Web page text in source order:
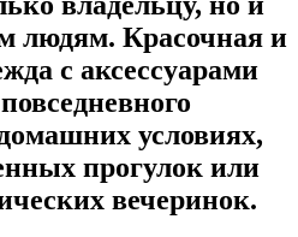
людям. Красочная и
с аксессуарами
условиях,
прогулок или
вечеринок.